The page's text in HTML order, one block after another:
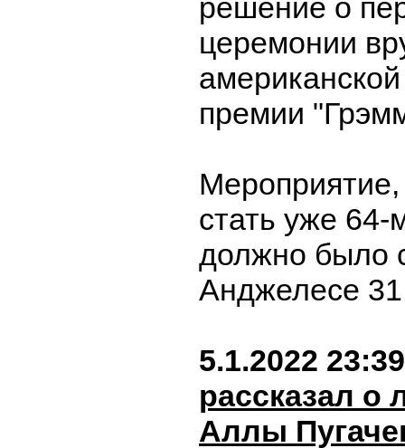
решение о
церемонии
премии
Мероприятие,
стать уже 64-
должно было
Анджелесе
5.1.2022 23:39
рассказал о
Аллы